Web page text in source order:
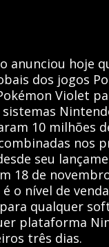
anunciou hoje
dos jogos
Violet
10 milhões
nos
seu
18 de
é o nível de
qualquer
plataforma
três dias.